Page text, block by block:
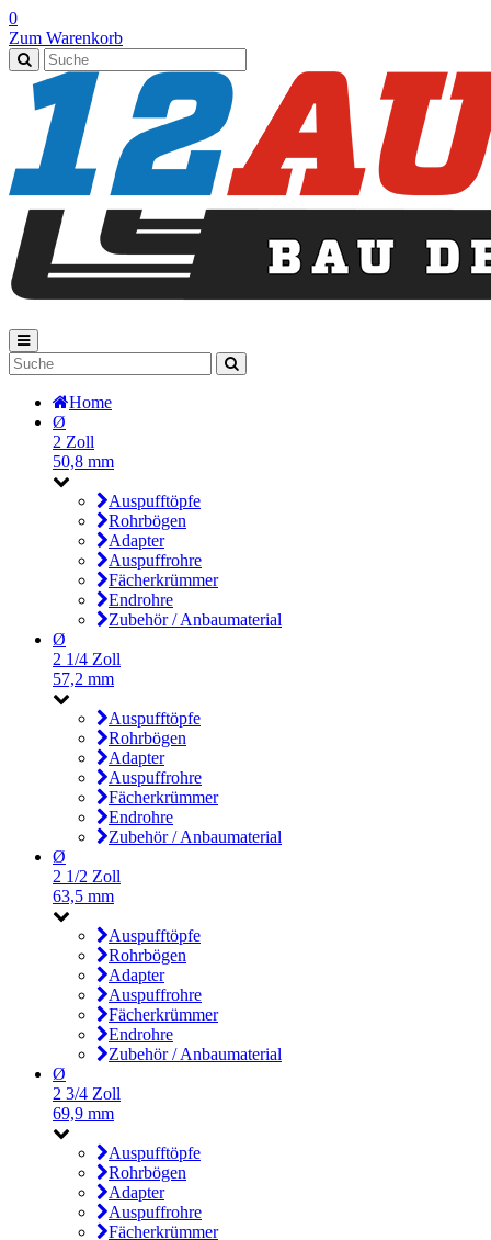
0
Zum Warenkorb
Home
Ø
2 Zoll
50,8 mm
Auspufftöpfe
Rohrbögen
Adapter
Auspuffrohre
Fächerkrümmer
Endrohre
Zubehör / Anbaumaterial
Ø
2 1/4 Zoll
57,2 mm
Auspufftöpfe
Rohrbögen
Adapter
Auspuffrohre
Fächerkrümmer
Endrohre
Zubehör / Anbaumaterial
Ø
2 1/2 Zoll
63,5 mm
Auspufftöpfe
Rohrbögen
Adapter
Auspuffrohre
Fächerkrümmer
Endrohre
Zubehör / Anbaumaterial
Ø
2 3/4 Zoll
69,9 mm
Auspufftöpfe
Rohrbögen
Adapter
Auspuffrohre
Fächerkrümmer